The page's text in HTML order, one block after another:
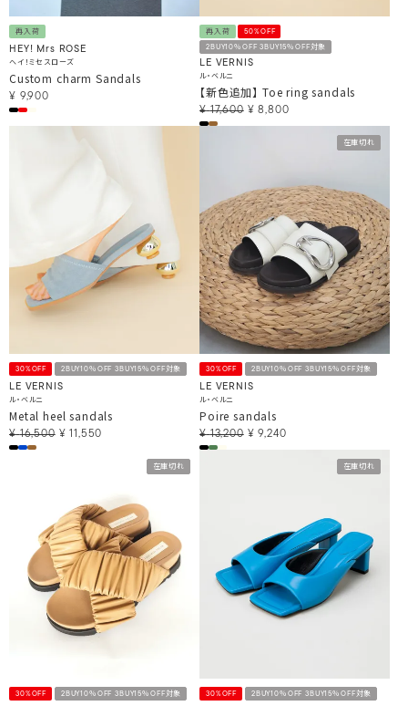
再入荷
HEY! Mrs ROSE
ヘイ！ミセスローズ
Custom charm Sandals
¥ 9,900
再入荷 50%OFF
2BUY10％OFF 3BUY15％OFF対象
LE VERNIS
ル・ベルニ
【新色追加】 Toe ring sandals
¥ 17,600 ¥ 8,800
30%OFF 2BUY10％OFF 3BUY15％OFF対象
LE VERNIS
ル・ベルニ
Metal heel sandals
¥ 16,500 ¥ 11,550
30%OFF 2BUY10％OFF 3BUY15％OFF対象
LE VERNIS
ル・ベルニ
Poire sandals
¥ 13,200 ¥ 9,240
在庫切れ
30%OFF 2BUY10％OFF 3BUY15％OFF対象
在庫切れ
30%OFF 2BUY10％OFF 3BUY15％OFF対象
在庫切れ